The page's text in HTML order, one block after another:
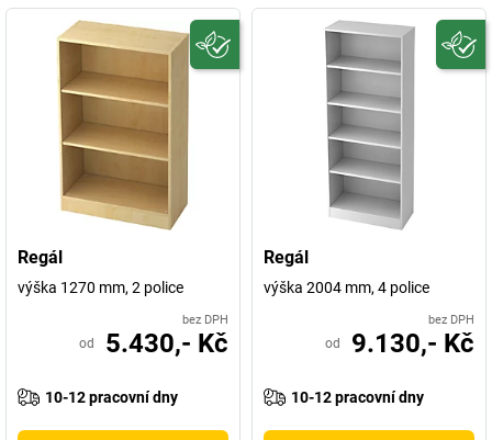
Regál
výška 1270 mm, 2 police
bez DPH
od 5.430,- Kč
10-12 pracovní dny
Regál
výška 2004 mm, 4 police
bez DPH
od 9.130,- Kč
10-12 pracovní dny